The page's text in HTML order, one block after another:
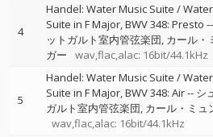
4
Handel: Water Music Suite /
Suite in F Major, BWV 348: Presto --
ットガルト室内管弦楽団 カール・
ガー
wav,flac,alac: 16bit/44.1kHz
5
Handel: Water Music Suite /
Suite in F Major, BWV 348: Air-- シ
ガルト室内管弦楽団 カール・ミュ
wav,flac,alac: 16bit/44.1kHz